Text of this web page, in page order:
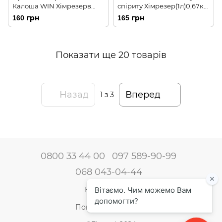
Калоша WIN Хімрезерв
(0,6л)0,45кг 155090
160 грн
спіриту Хімрезер(1л)0,67кг
155988
165 грн
Показати ще 20 товарів
Назад 1 з 3 Вперед
0800 33 44 00
097 589-90-99
068 043-04-44
Наші контакти
Повна версія сайту